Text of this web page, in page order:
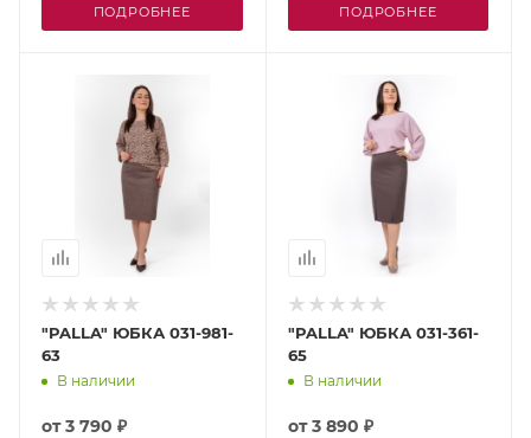
ПОДРОБНЕЕ ПОДРОБНЕЕ
"PALLA" ЮБКА 031-981-
63
В наличии
от3 790 ₽
"PALLA" ЮБКА 031-361-
65
В наличии
от3 890 ₽